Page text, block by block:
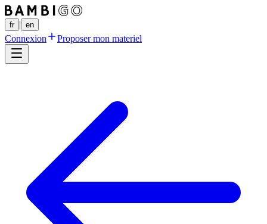
fr | en
Connexion Proposer mon materiel